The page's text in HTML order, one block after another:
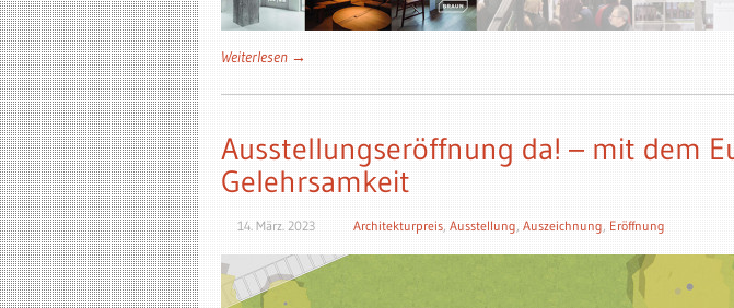
Weiterlesen →
Ausstellungseröffnung da! – mit dem
Gelehrsamkeit
14. März. 2023 Architekturpreis, Ausstellung, Auszeichnung, Eröffnung